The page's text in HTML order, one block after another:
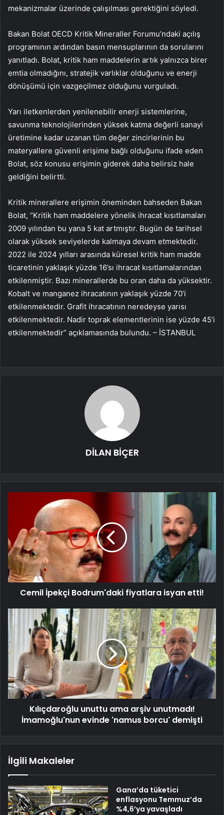
mekanizmalar üzerinde çalışılması gerektiğini söyledi.
Bakan Bolat OECD Kritik Mineraller Forumu’ndaki açılış
programının ardından basın mensuplarının da sorularını
yanıtladı. Bolat, kritik ham maddelerin artık yalnızca birer
emtia olmadığını, stratejik varlıklar olduğunu ve enerji
dönüşümü için vazgeçilmez olduğunu vurguladı.
Yarı iletkenlerden yenilenebilir enerji sistemlerine,
savunma teknolojilerinden yüksek katma değerli sanayi
üretimine kadar uzanan tüm değer zincirlerinin bu
materyallere güvenli erişime bağlı olduğunu ifade eden
Bolat, söz konusu erişimin giderek daha belirsiz hale
geldiğini belirtti.
Kritik minerallere erişimin öneminden bahseden Bakan
Bolat, “Kritik ham maddelere yönelik ihracat kısıtlamaları
2009 yılından bu yana 5 kat artmıştır. Bugün de tarihsel
olarak yüksek seviyelerde kalmaya devam etmektedir.
2022 ile 2024 yılları arasında küresel kritik ham madde
ticaretinin yaklaşık yüzde 16’sı ihracat kısıtlamalarından
etkilenmiştir. Bazı minerallerde bu oran daha da yüksektir.
Kobalt ve manganez ihracatının yaklaşık yüzde 70’i
etkilenmektedir. Grafit ihracatının neredeyse yarısı
etkilenmektedir. Nadir toprak elementlerinin ise yüzde 45’i
etkilenmektedir” açıklamasında bulundu. – İSTANBUL
DİLAN BİÇER
Cemil İpekçi Bodrum'daki fiyatlara isyan etti!
Kılıçdaroğlu unuttu ama arşiv unutmadı!
İmamoğlu'nun evinde 'namus borcu' demişti
İlgili Makaleler
Gana’da tüketici
enflasyonu Temmuz’da
%4,6’ya yavaşladı